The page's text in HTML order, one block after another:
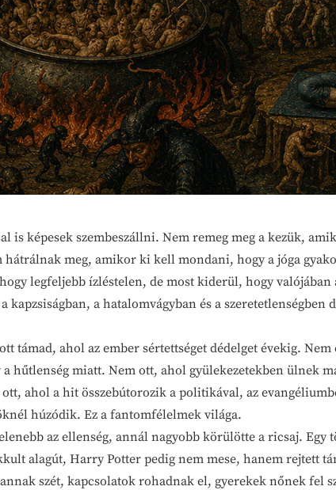
is képesek szembeszállni. Nem remeg meg a kezük,
meg, amikor ki kell mondani, hogy a jóga
legfeljebb ízléstelen, de most kiderül, hogy valójában
kapzsiságban, a hatalomvágyban és a
ahol az ember sértettséget dédelget évekig.
hűtlenség miatt. Nem ott, ahol gyülekezetekben ülnek
ahol a hit összebútorozik a politikával, az
húzódik. Ez a fantomfélelmek világa.
az ellenség, annál nagyobb körülötte a ricsaj. Egy
alagút, Harry Potter pedig nem mese, hanem rejtett
szét, kapcsolatok rohadnak el, gyerekek nőnek